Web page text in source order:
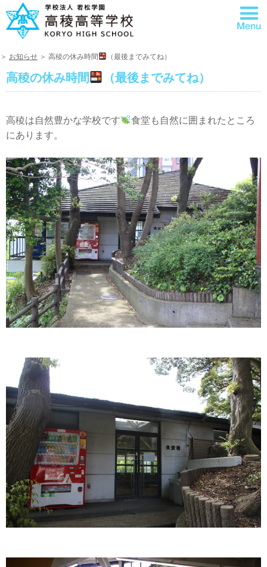
＞ お知らせ ＞ 高稜の休み時間 （最後までみてね）
高稜の休み時間 （最後までみてね）
高稜は自然豊かな学校です
食堂も自然に囲まれたところ
にあります。